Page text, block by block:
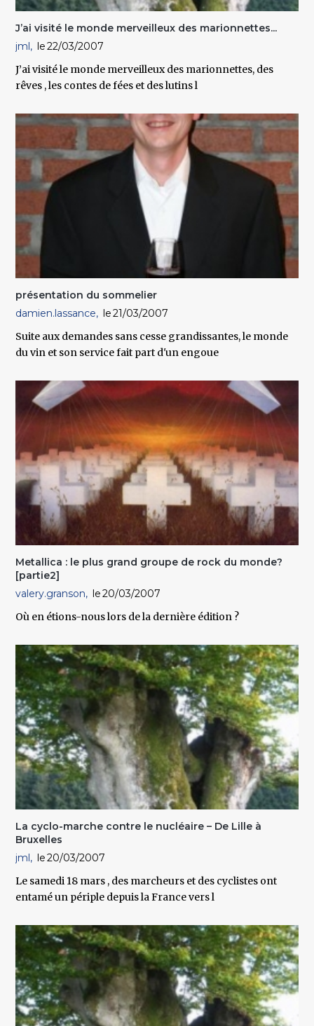
J’ai visité le monde merveilleux des marionnettes...
jml
22/03/2007
J’ai visité le monde merveilleux des marionnettes, des
rêves , les contes de fées et des lutins l
présentation du sommelier
damien.lassance
21/03/2007
Suite aux demandes sans cesse grandissantes, le monde
du vin et son service fait part d'un engoue
Metallica : le plus grand groupe de rock du monde?
[partie2]
valery.granson
20/03/2007
Où en étions-nous lors de la dernière édition ?
La cyclo-marche contre le nucléaire – De Lille à
Bruxelles
jml
20/03/2007
Le samedi 18 mars , des marcheurs et des cyclistes ont
entamé un périple depuis la France vers l